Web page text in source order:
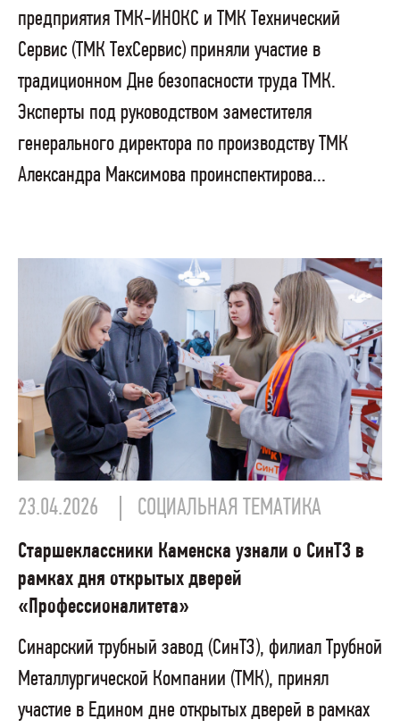
предприятия ТМК-ИНОКС и ТМК Технический
Сервис (ТМК ТехСервис) приняли участие в
традиционном Дне безопасности труда ТМК.
Эксперты под руководством заместителя
генерального директора по производству ТМК
Александра Максимова проинспектирова...
23.04.2026 СОЦИАЛЬНАЯ ТЕМАТИКА
Старшеклассники Каменска узнали о СинТЗ в
рамках дня открытых дверей
«Профессионалитета»
Синарский трубный завод (СинТЗ), филиал Трубной
Металлургической Компании (ТМК), принял
участие в Едином дне открытых дверей в рамках